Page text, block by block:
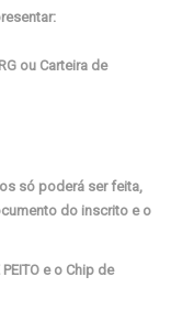
ou Carteira de
só poderá ser feita,
do inscrito e o
e o Chip de